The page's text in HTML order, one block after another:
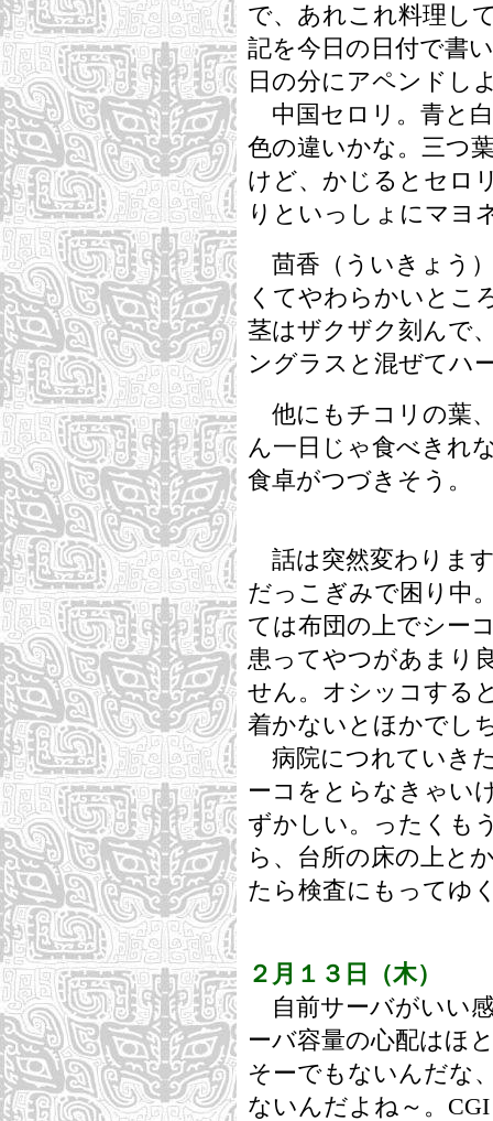
で、あれこれ料理し
記を今日の日付で書
日の分にアペンドし
中国セロリ。青と
色の違いかな。三つ
けど、かじるとセロ
りといっしょにマヨ
茴香（ういきょう
くてやわらかいとこ
茎はザクザク刻んで
ングラスと混ぜてハ
他にもチコリの葉
ん一日じゃ食べきれ
食卓がつづきそう。
話は突然変わりま
だっこぎみで困り中
ては布団の上でシー
患ってやつがあまり
せん。オシッコする
着かないとほかでし
病院につれていき
ーコをとらなきゃい
ずかしい。ったくも
ら、台所の床の上と
たら検査にもってゆ
２月１３日（木）
自前サーバがいい
ーバ容量の心配はほ
そーでもないんだな
ないんだよね～。